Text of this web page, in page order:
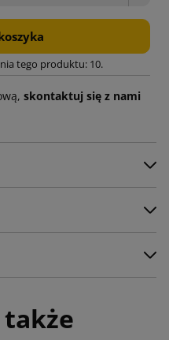
tego produktu: 10.
skontaktuj się z nami
także